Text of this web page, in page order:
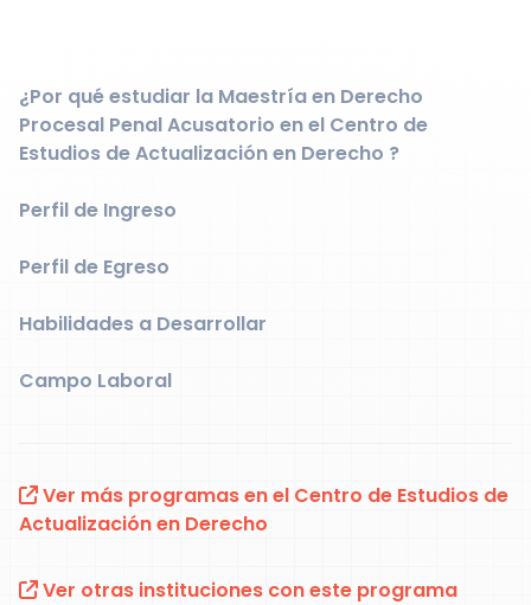
¿Por qué estudiar la Maestría en Derecho
Procesal Penal Acusatorio en el Centro de
Estudios de Actualización en Derecho ?
Perfil de Ingreso
Perfil de Egreso
Habilidades a Desarrollar
Campo Laboral
Ver más programas en el Centro de Estudios de
Actualización en Derecho
Ver otras instituciones con este programa